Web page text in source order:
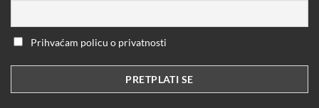
Prihvaćam policu o privatnosti